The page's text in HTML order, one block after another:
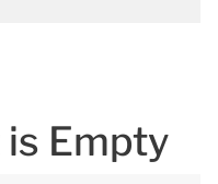
Empty